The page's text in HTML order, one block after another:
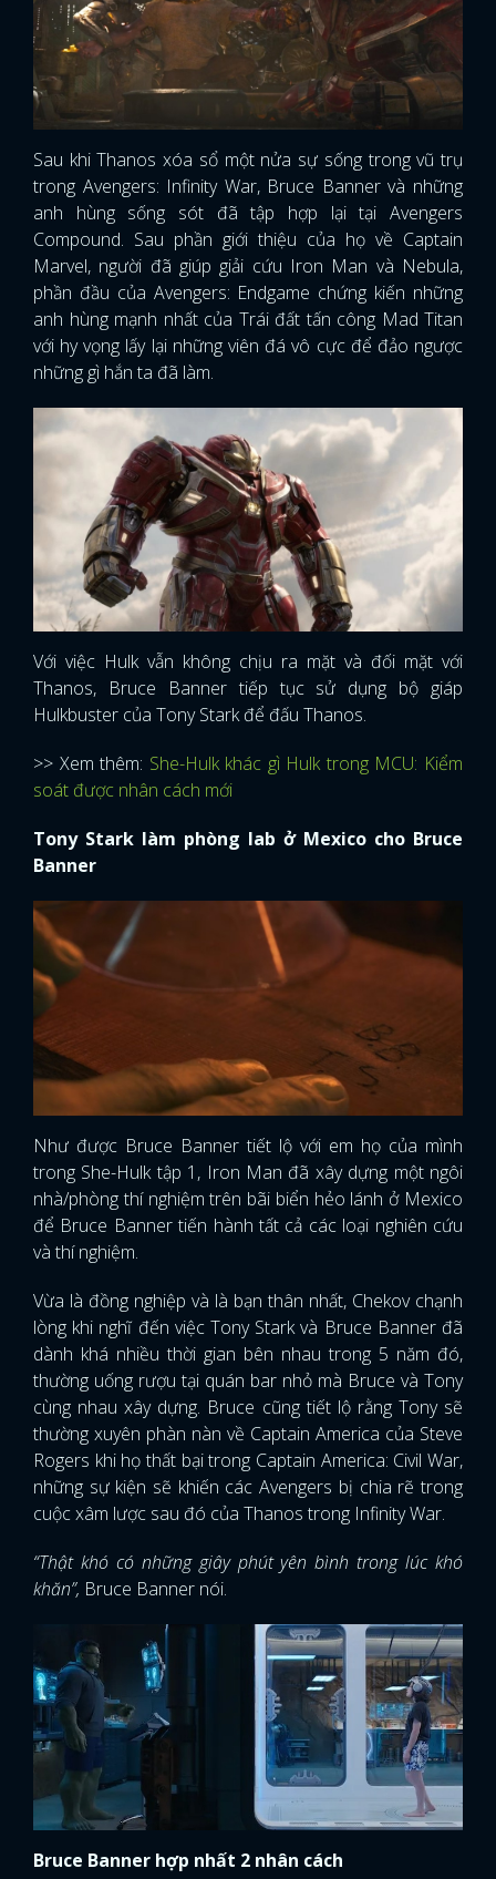
Sau khi Thanos xóa sổ một nửa sự sống trong vũ trụ
trong Avengers: Infinity War, Bruce Banner và những
anh hùng sống sót đã tập hợp lại tại Avengers
Compound. Sau phần giới thiệu của họ về Captain
Marvel, người đã giúp giải cứu Iron Man và Nebula,
phần đầu của Avengers: Endgame chứng kiến ​​những
anh hùng mạnh nhất của Trái đất tấn công Mad Titan
với hy vọng lấy lại những viên đá vô cực để đảo ngược
những gì hắn ta đã làm.
Với việc Hulk vẫn không chịu ra mặt và đối mặt với
Thanos, Bruce Banner tiếp tục sử dụng bộ giáp
Hulkbuster của Tony Stark để đấu Thanos.
>> Xem thêm: She-Hulk khác gì Hulk trong MCU: Kiểm
soát được nhân cách mới
Tony Stark làm phòng lab ở Mexico cho Bruce
Banner
Như được Bruce Banner tiết lộ với em họ của mình
trong She-Hulk tập 1, Iron Man đã xây dựng một ngôi
nhà/phòng thí nghiệm trên bãi biển hẻo lánh ở Mexico
để Bruce Banner tiến hành tất cả các loại nghiên cứu
và thí nghiệm.
Vừa là đồng nghiệp và là bạn thân nhất, Chekov chạnh
lòng khi nghĩ đến việc Tony Stark và Bruce Banner đã
dành khá nhiều thời gian bên nhau trong 5 năm đó,
thường uống rượu tại quán bar nhỏ mà Bruce và Tony
cùng nhau xây dựng. Bruce cũng tiết lộ rằng Tony sẽ
thường xuyên phàn nàn về Captain America của Steve
Rogers khi họ thất bại trong Captain America: Civil War,
những sự kiện sẽ khiến các Avengers bị chia rẽ trong
cuộc xâm lược sau đó của Thanos trong Infinity War.
“Thật khó có những giây phút yên bình trong lúc khó
khăn”, Bruce Banner nói.
Bruce Banner hợp nhất 2 nhân cách